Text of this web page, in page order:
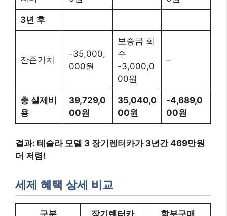
3년 후
잔존가치
-35,000,
000원
보증금 회
수
-3,000,0
00원
–
총 실제비
용
39,729,0
00원
35,040,0
00원
-4,689,0
00원
결과: 테슬라 모델 3 장기렌터카가 3년간 469만원
더 저렴!
세제 혜택 상세 비교
구분 장기렌터카 할부구매